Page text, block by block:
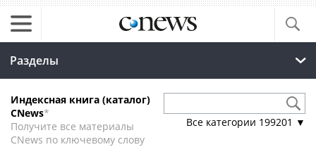
Разделы
Индексная книга (каталог)
CNews*
Получите все материалы
CNews по ключевому слову
Все категории 199201 ▼